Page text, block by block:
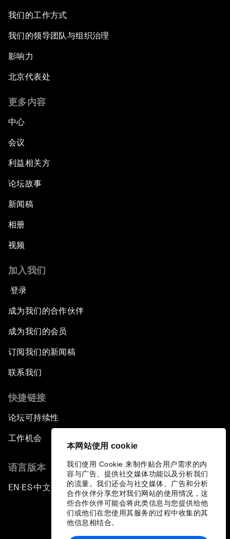
本网站使用 cookie
我们使用 Cookie 来制作贴合用户需求的内
容与广告、提供社交媒体功能以及分析我们
的流量。我们还会与社交媒体、广告和分析
合作伙伴分享您对我们网站的使用情况，这
些合作伙伴可能会将此类信息与您提供给他
们或他们在您使用其服务的过程中收集的其
他信息相结合。
我们的工作方式
我们的领导团队与组织治理
影响力
北京代表处
更多内容
中心
会议
利益相关方
论坛故事
新闻稿
相册
视频
加入我们
登录
成为我们的合作伙伴
成为我们的会员
订阅我们的新闻稿
联系我们
快捷链接
论坛可持续性
工作机会
语言版本
EN ▪ES▪中文▪ 日本語